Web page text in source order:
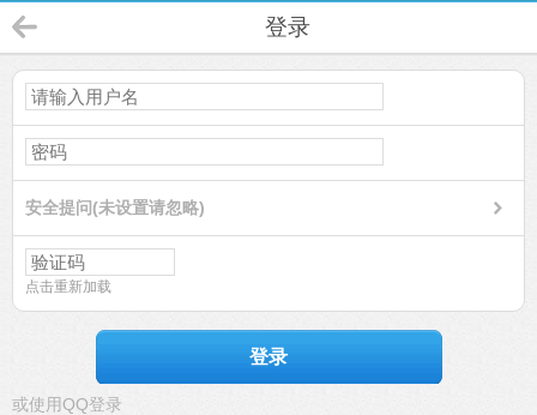
登录
安全提问(未设置请忽略)
点击重新加载
登录
或使用QQ登录